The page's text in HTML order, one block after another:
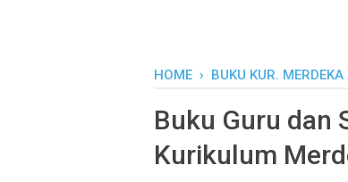
HOME › BUKU KUR. MERDEKA
Buku Guru dan
Kurikulum